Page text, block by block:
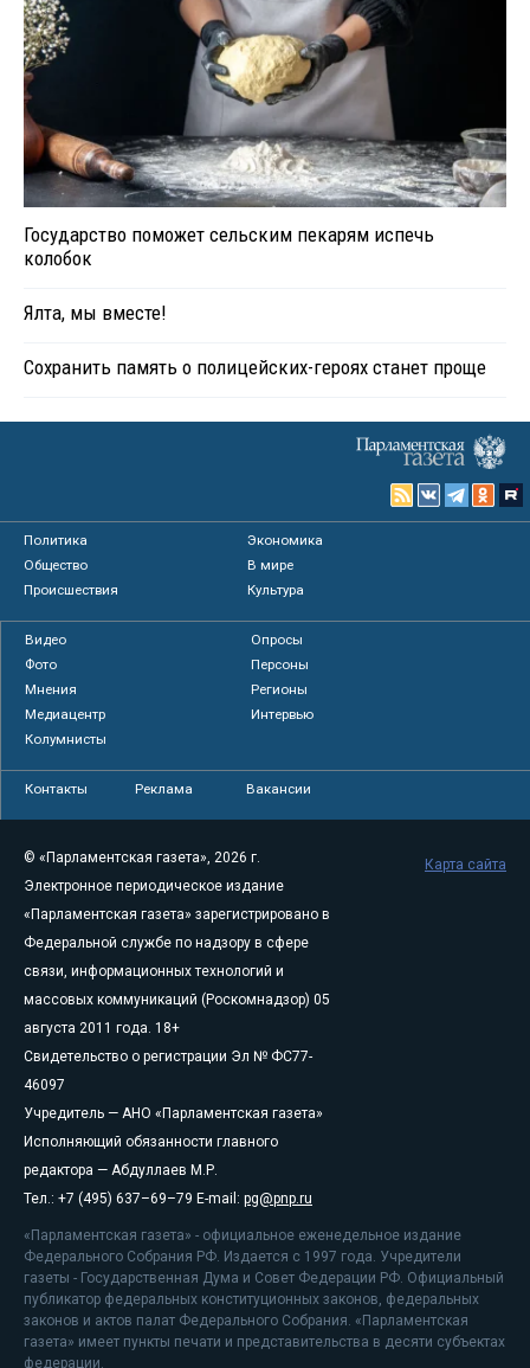
Государство поможет сельским пекарям испечь
колобок
Ялта, мы вместе!
Сохранить память о полицейских-героях станет проще
Политика
Экономика
Общество
В мире
Происшествия
Культура
Видео
Опросы
Фото
Персоны
Мнения
Регионы
Медиацентр
Интервью
Колумнисты
Контакты Реклама Вакансии
© «Парламентская газета», 2026 г.
Электронное периодическое издание
«Парламентская газета» зарегистрировано в
Федеральной службе по надзору в сфере
связи, информационных технологий и
массовых коммуникаций (Роскомнадзор) 05
августа 2011 года. 18+
Свидетельство о регистрации Эл № ФС77-
46097
Учредитель — АНО «Парламентская газета»
Исполняющий обязанности главного
редактора — Абдуллаев М.Р.
Тел.: +7 (495) 637–69–79 E-mail: pg@pnp.ru
«Парламентская газета» - официальное еженедельное издание
Федерального Собрания РФ. Издается с 1997 года. Учредители
газеты - Государственная Дума и Совет Федерации РФ. Официальный
публикатор федеральных конституционных законов, федеральных
законов и актов палат Федерального Собрания. «Парламентская
газета» имеет пункты печати и представительства в десяти субъектах
федерации.
Карта сайта